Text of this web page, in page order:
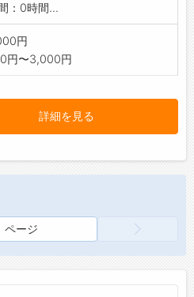
：0時間...
円
円〜3,000円
詳細を見る
ページ